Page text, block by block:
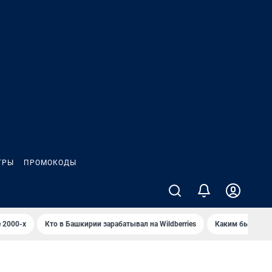
ПРОМОКОДЫ
2000-х Кто в Башкирии зарабатывал на Wildberries Каким было